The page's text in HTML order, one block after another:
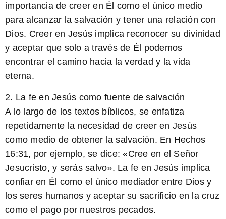
importancia de creer en Él como el único medio
para alcanzar la salvación y tener una relación con
Dios. Creer en Jesús implica reconocer su divinidad
y aceptar que solo a través de Él podemos
encontrar el camino hacia la verdad y la vida
eterna.
2. La fe en Jesús como fuente de salvación
A lo largo de los textos bíblicos, se enfatiza
repetidamente la necesidad de creer en Jesús
como medio de obtener la salvación. En Hechos
16:31, por ejemplo, se dice: «Cree en el Señor
Jesucristo, y serás salvo». La fe en Jesús implica
confiar en Él como el único mediador entre Dios y
los seres humanos y aceptar su sacrificio en la cruz
como el pago por nuestros pecados.